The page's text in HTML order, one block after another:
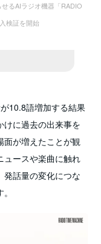
るAIラジオ機器「RADIO
検証を開始
10.8語増加する結果
けに過去の出来事を
面が増えたことが観
ュースや楽曲に触れ
発話量の変化につな